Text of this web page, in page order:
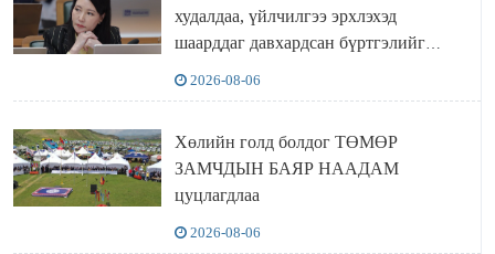
худалдаа, үйлчилгээ эрхлэхэд
шаарддаг давхардсан бүртгэлийг
2026-08-06
Хөлийн голд болдог ТӨМӨР
ЗАМЧДЫН БАЯР НААДАМ
цуцлагдлаа
2026-08-06